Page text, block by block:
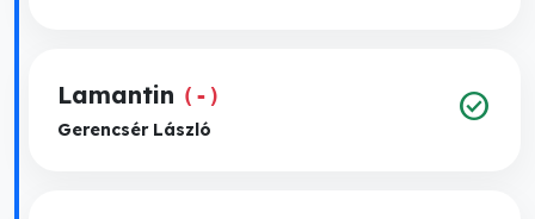
Lamantin (-)
Gerencsér László
check_circle